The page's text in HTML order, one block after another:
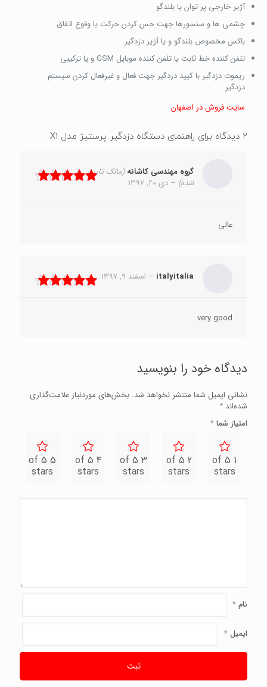
آژیر خارجی پر توان یا بلندگو
چشمی ها و سنسورها جهت حس کردن حرکت یا وقوع اتفاق
باکس مخصوص بلندگو و یا آژیر دزدگیر
تلفن کننده خط ثابت یا تلفن کننده موبایل GSM و یا ترکیبی
ریموت دزدگیر با کیپد دزدگیر جهت فعال و غیرفعال کردن سیستم
دزدگیر
سایت فروش در اصفهان
2 دیدگاه برای راهنمای دستگاه دزدگیر پرستیژ مدل X1
گروه مهندسی کاشانه(مالک تایید
شده) – دی 20, 1397
عالی
italyitalia
– اسفند 9, 1397
very good
دیدگاه خود را بنویسید
نشانی ایمیل شما منتشر نخواهد شد. بخش‌های موردنیاز علامت‌گذاری
شده‌اند *
امتیاز شما*
1 of 5
stars
2 of 5
stars
3 of 5
stars
4 of 5
stars
5 of 5
stars
نام*
ایمیل*